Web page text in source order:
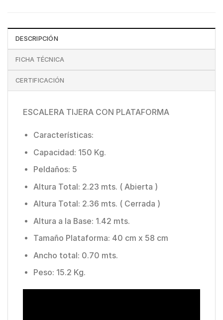
DESCRIPCIÓN
FICHA TÉCNICA
CERTIFICACIÓN
ESCALERA TIJERA CON PLATAFORMA
Características:
Capacidad: 150 Kg.
Peldaños: 5
Altura Total: 2.23 mts. ( Abierta )
Altura Total: 2.36 mts. ( Cerrada )
Altura a la Base: 1.42 mts.
Tamaño Plataforma: 40 cm x 58 cm
Ancho total: 0.70 mts.
Peso: 15.2 Kg.